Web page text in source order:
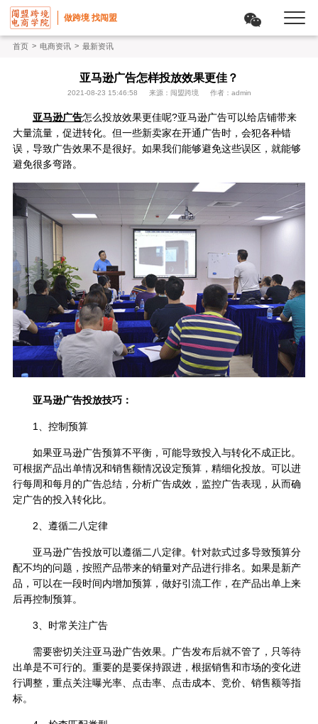
做跨境 找闯盟
首页 > 电商资讯 > 最新资讯
亚马逊广告怎样投放效果更佳？
2021-08-23 15:46:58 来源：闯盟跨境 作者：admin
亚马逊广告怎么投放效果更佳呢?亚马逊广告可以给店铺带来
大量流量，促进转化。但一些新卖家在开通广告时，会犯各种错
误，导致广告效果不是很好。如果我们能够避免这些误区，就能够
避免很多弯路。
亚马逊广告投放技巧：
1、控制预算
如果亚马逊广告预算不平衡，可能导致投入与转化不成正比。
可根据产品出单情况和销售额情况设定预算，精细化投放。可以进
行每周和每月的广告总结，分析广告成效，监控广告表现，从而确
定广告的投入转化比。
2、遵循二八定律
亚马逊广告投放可以遵循二八定律。针对款式过多导致预算分
配不均的问题，按照产品带来的销量对产品进行排名。如果是新产
品，可以在一段时间内增加预算，做好引流工作，在产品出单上来
后再控制预算。
3、时常关注广告
需要密切关注亚马逊广告效果。广告发布后就不管了，只等待
出单是不可行的。重要的是要保持跟进，根据销售和市场的变化进
行调整，重点关注曝光率、点击率、点击成本、竞价、销售额等指
标。